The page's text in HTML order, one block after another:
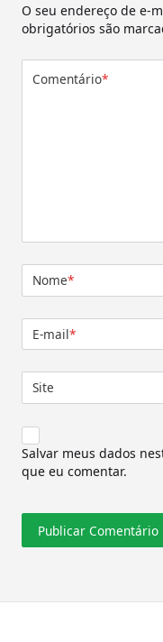
O seu endereço de e-
obrigatórios são
Comentário*
Nome*
E-mail*
Site
Salvar meus dados
que eu comentar.